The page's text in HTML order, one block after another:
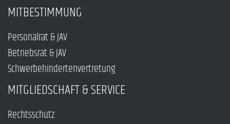
MITBESTIMMUNG
Personalrat & JAV
Betriebsrat & JAV
Schwerbehindertenvertretung
MITGLIEDSCHAFT & SERVICE
Rechtsschutz